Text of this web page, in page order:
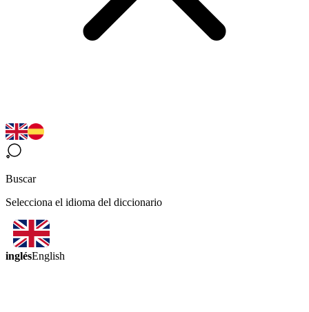
Buscar
Selecciona el idioma del diccionario
inglésEnglish